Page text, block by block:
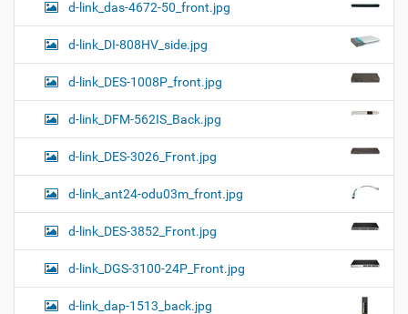
d-link_das-4672-50_front.jpg
d-link_DI-808HV_side.jpg
d-link_DES-1008P_front.jpg
d-link_DFM-562IS_Back.jpg
d-link_DES-3026_Front.jpg
d-link_ant24-odu03m_front.jpg
d-link_DES-3852_Front.jpg
d-link_DGS-3100-24P_Front.jpg
d-link_dap-1513_back.jpg